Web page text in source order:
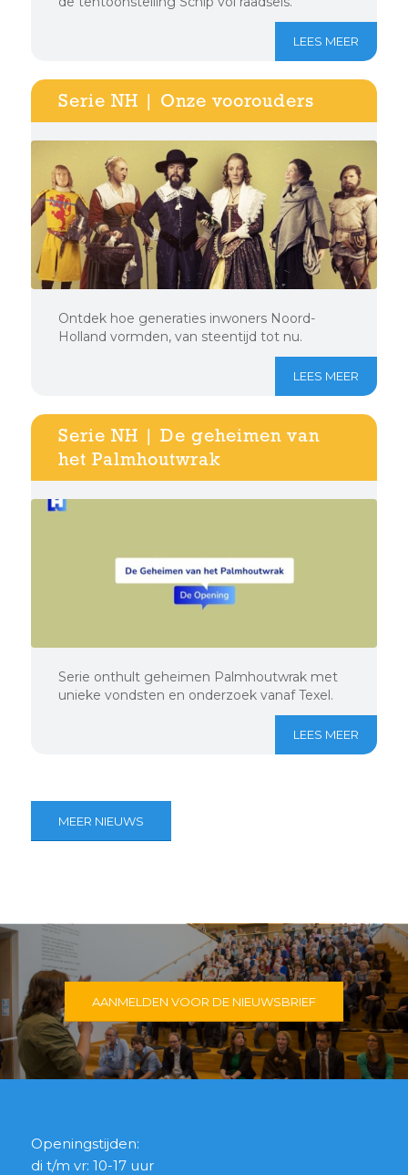
LEES MEER
Serie NH | Onze voorouders
Ontdek hoe generaties inwoners Noord-
Holland vormden, van steentijd tot nu.
LEES MEER
Serie NH | De geheimen van
het Palmhoutwrak
Serie onthult geheimen Palmhoutwrak met
unieke vondsten en onderzoek vanaf Texel.
LEES MEER
MEER NIEUWS
AANMELDEN VOOR DE NIEUWSBRIEF
Openingstijden:
di t/m vr: 10-17 uur